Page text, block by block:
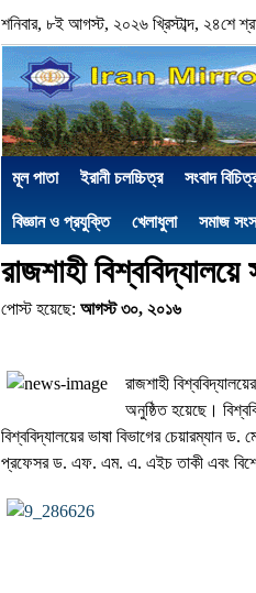
শনিবার, ৮ই আগস্ট, ২০২৬ খ্রিস্টাব্দ, ২৪শে
মূল পাতা ইরানী চলচ্চিত্র সংবাদ
বিজ্ঞান ও প্রযুক্তি খেলাধুলা সমাজ
রাজশাহী
পোস্ট হয়েছে: আগস্ট ৩০, ২০১৬
রাজশাহী
অনুষ্ঠিত হয়েছে।
বিশ্ববিদ্যালয়ের ভাষা বিভাগের চেয়ারম্যান
প্রফেসর ড. এফ. এম. এ. এইচ তাকী এবং বিশেষ